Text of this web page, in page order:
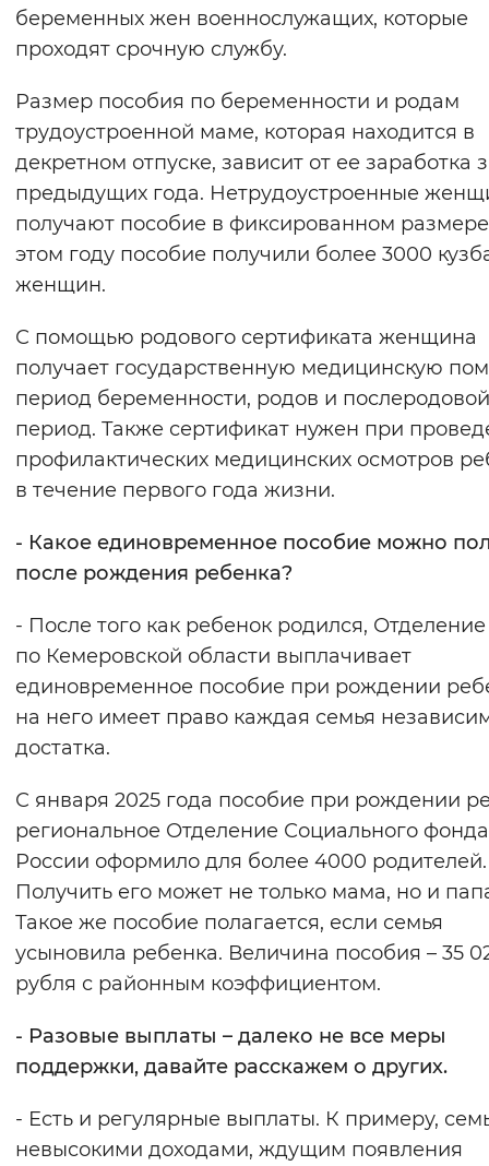
беременных жен военнослужащих, которые
проходят срочную службу.
Размер пособия по беременности и родам
трудоустроенной маме, которая находится в
декретном отпуске, зависит от ее заработка
предыдущих года. Нетрудоустроенные
получают пособие в фиксированном
этом году пособие получили более 3000
женщин.
С помощью родового сертификата женщина
получает государственную медицинскую
период беременности, родов и послеродовой
период. Также сертификат нужен при
профилактических медицинских осмотров
в течение первого года жизни.
- Какое единовременное пособие можно
после рождения ребенка?
- После того как ребенок родился,
по Кемеровской области выплачивает
единовременное пособие при рождении
на него имеет право каждая семья
достатка.
С января 2025 года пособие при рождении
региональное Отделение Социального фонда
России оформило для более 4000 родителей.
Получить его может не только мама, но и
Такое же пособие полагается, если семья
усыновила ребенка. Величина пособия – 35
рубля с районным коэффициентом.
- Разовые выплаты – далеко не все меры
поддержки, давайте расскажем о других.
- Есть и регулярные выплаты. К примеру,
невысокими доходами, ждущим появления